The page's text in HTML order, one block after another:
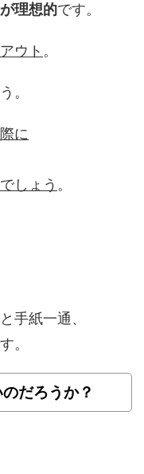
理想的です。
ウト 。
。
に
しょう 。
手紙一通、
。
だろうか？